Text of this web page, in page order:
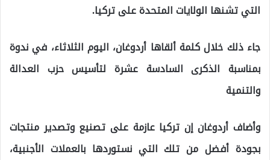
التي تشنها الولايات المتحدة على تركيا.
جاء ذلك خلال كلمة ألقاها أردوغان، اليوم الثلاثاء، في ندوة
بمناسبة الذكرى السادسة عشرة لتأسيس حزب العدالة
والتنمية
وأضاف أردوغان إن تركيا عازمة على تصنيع وتصدير منتجات
بجودة أفضل من تلك التي نستوردها بالعملات الأجنبية،